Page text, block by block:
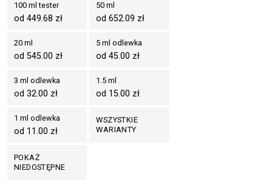
100 ml tester
od 449.68 zł
50 ml
od 652.09 zł
20 ml
od 545.00 zł
5 ml odlewka
od 45.00 zł
3 ml odlewka
od 32.00 zł
1.5 ml
od 15.00 zł
1 ml odlewka
od 11.00 zł
WSZYSTKIE
WARIANTY
POKAŻ
NIEDOSTĘPNE